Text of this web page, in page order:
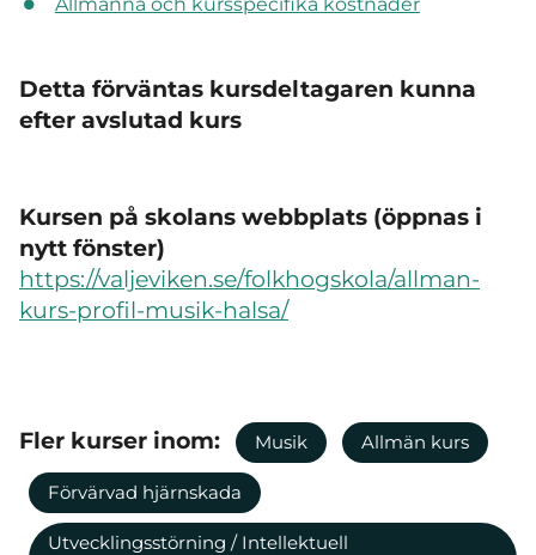
Detta förväntas kursdeltagaren kunna
efter avslutad kurs
Kursen på skolans webbplats (öppnas i
nytt fönster)
https://valjeviken.se/folkhogskola/allman-
kurs-profil-musik-halsa/
Fler kurser inom: Musik Allmän kurs
Förvärvad hjärnskada
Utvecklingsstörning / Intellektuell